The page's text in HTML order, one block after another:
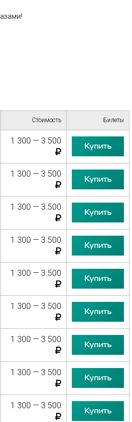
Стоимость Билеты
1 300 — 3 500
Купить
1 300 — 3 500
Купить
1 300 — 3 500
Купить
1 300 — 3 500
Купить
1 300 — 3 500
Купить
1 300 — 3 500
Купить
1 300 — 3 500
Купить
1 300 — 3 500
Купить
1 300 — 3 500
Купить